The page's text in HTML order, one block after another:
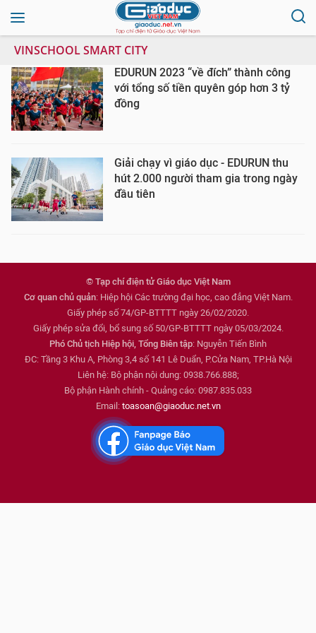
VINSCHOOL SMART CITY
EDURUN 2023 “về đích” thành công
với tổng số tiền quyên góp hơn 3 tỷ
đồng
Giải chạy vì giáo dục - EDURUN thu
hút 2.000 người tham gia trong ngày
đầu tiên
© Tạp chí điện tử Giáo dục Việt Nam
Cơ quan chủ quản: Hiệp hội Các trường đại học, cao đẳng Việt Nam.
Giấy phép số 74/GP-BTTTT ngày 26/02/2020.
Giấy phép sửa đổi, bổ sung số 50/GP-BTTTT ngày 05/03/2024.
Phó Chủ tịch Hiệp hội, Tổng Biên tập: Nguyễn Tiến Bình
ĐC: Tầng 3 Khu A, Phòng 3,4 số 141 Lê Duẩn, P.Cửa Nam, TP.Hà Nội
Liên hệ: Bộ phận nội dung: 0938.766.888;
Bộ phận Hành chính - Quảng cáo: 0987.835.033
Email: toasoan@giaoduc.net.vn